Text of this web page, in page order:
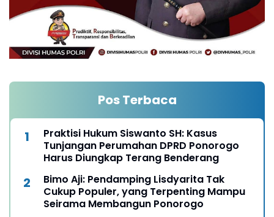
Pos Terbaca
Praktisi Hukum Siswanto SH: Kasus
Tunjangan Perumahan DPRD Ponorogo
Harus Diungkap Terang Benderang
Bimo Aji: Pendamping Lisdyarita Tak
Cukup Populer, yang Terpenting Mampu
Seirama Membangun Ponorogo